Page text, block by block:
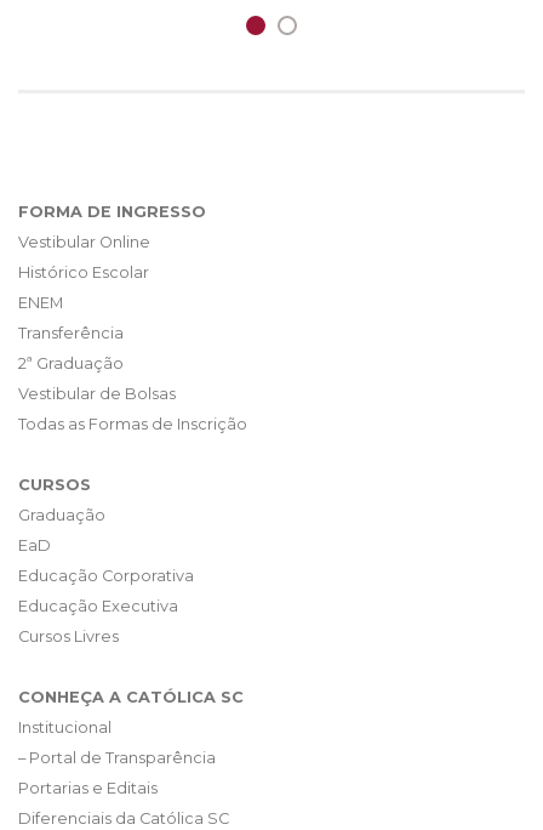
FORMA DE INGRESSO
Vestibular Online
Histórico Escolar
ENEM
Transferência
2ª Graduação
Vestibular de Bolsas
Todas as Formas de Inscrição
CURSOS
Graduação
EaD
Educação Corporativa
Educação Executiva
Cursos Livres
CONHEÇA A CATÓLICA SC
Institucional
– Portal de Transparência
Portarias e Editais
Diferenciais da Católica SC